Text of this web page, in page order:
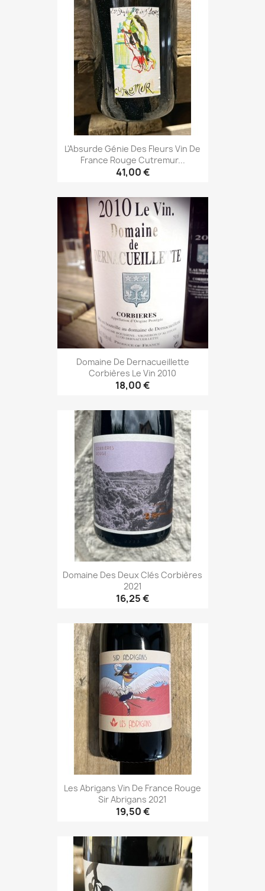
L'Absurde Génie Des Fleurs Vin De
France Rouge Cutremur...
41,00 €
Domaine De Dernacueillette
Corbières Le Vin 2010
18,00 €
Domaine Des Deux Clés Corbières
2021
16,25 €
Les Abrigans Vin De France Rouge
Sir Abrigans 2021
19,50 €